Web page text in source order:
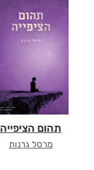
תהום הציפייה
מרסל גרנות